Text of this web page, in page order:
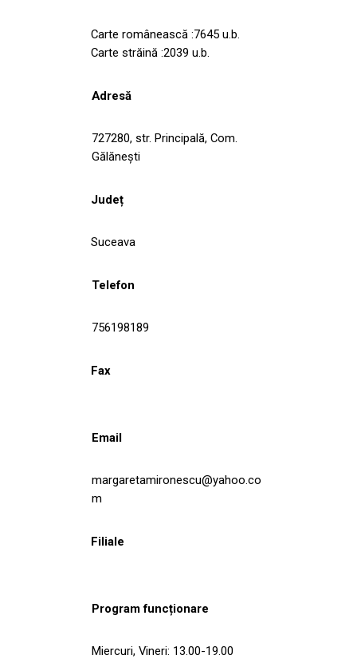
Carte românească :7645 u.b.
Carte străină :2039 u.b.
Adresă
727280, str. Principală, Com.
Gălăneşti
Județ
Suceava
Telefon
756198189
Fax
Email
margaretamironescu@yahoo.co
m
Filiale
Program funcționare
Miercuri, Vineri: 13.00-19.00